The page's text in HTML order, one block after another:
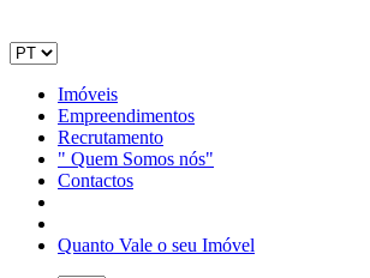
Imóveis
Empreendimentos
Recrutamento
" Quem Somos nós"
Contactos
Quanto Vale o seu Imóvel